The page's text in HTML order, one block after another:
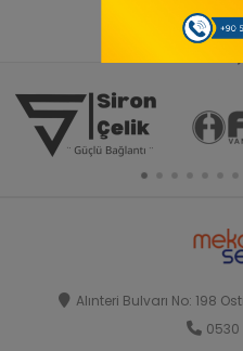
Alınteri Bulvarı No: 198
0530